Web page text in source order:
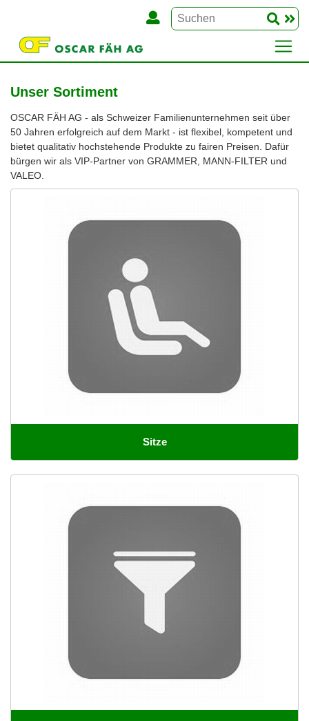
Unser Sortiment
OSCAR FÄH AG - als Schweizer Familienunternehmen seit über
50 Jahren erfolgreich auf dem Markt - ist flexibel, kompetent und
bietet qualitativ hochstehende Produkte zu fairen Preisen. Dafür
bürgen wir als VIP-Partner von GRAMMER, MANN-FILTER und
VALEO.
Sitze